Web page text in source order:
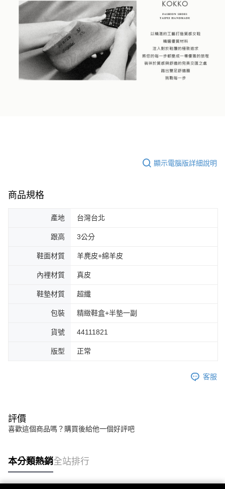
顯示電腦版詳細說明
商品規格
產地 台灣台北
跟高 3公分
鞋面材質 羊麂皮+綿羊皮
內裡材質 真皮
鞋墊材質 超纖
包裝 精緻鞋盒+半墊一副
貨號 44111821
版型 正常
客服
評價
喜歡這個商品嗎？購買後給他一個好評吧
本分類熱銷全站排行